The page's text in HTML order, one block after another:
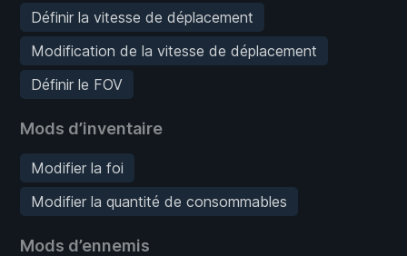
Définir la vitesse de déplacement
Modification de la vitesse de déplacement
Définir le FOV
Mods d’inventaire
Modifier la foi
Modifier la quantité de consommables
Mods d’ennemis